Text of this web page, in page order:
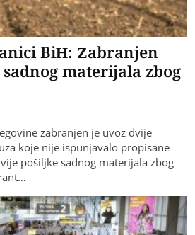
BiH: Zabranjen
materijala zbog
zabranjen je uvoz dvije
koje nije ispunjavalo propisane
pošiljke sadnog materijala zbog